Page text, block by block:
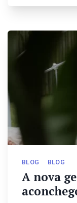
BLOG BLOG
A nova